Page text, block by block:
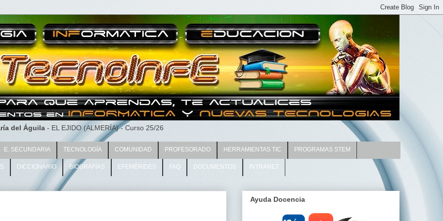
del Águila - EL EJIDO (ALMERÍA) - Curso 25/26
E. SECUNDARIA TECNOLOGÍA COMUNIDAD PROFESORADO HERRAMIENTAS TIC PROGRAMAS STEM
DICCIONARIO BIOGRAFÍAS EFEMÉRIDES FAQ DOCUMENTOS INTRANET
Ayuda Docencia